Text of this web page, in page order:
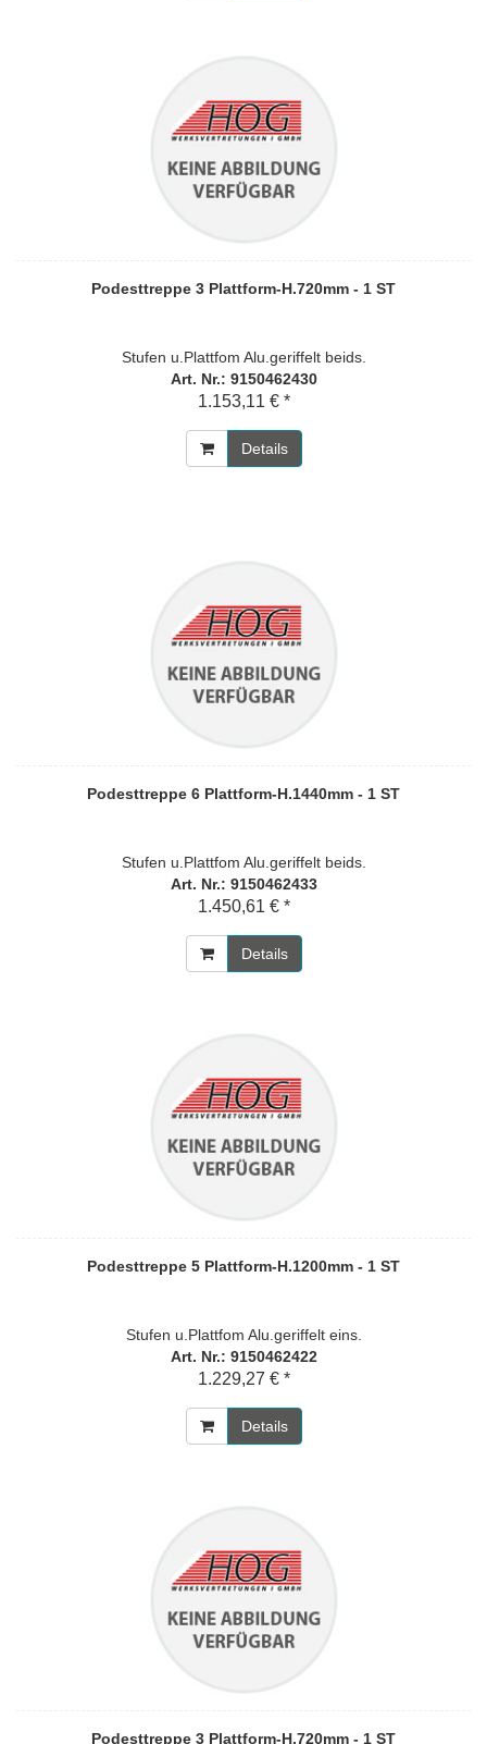
Podesttreppe 3 Plattform-H.720mm - 1 ST
Stufen u.Plattfom Alu.geriffelt beids.
Art. Nr.: 9150462430
1.153,11 € *
Details
Podesttreppe 6 Plattform-H.1440mm - 1 ST
Stufen u.Plattfom Alu.geriffelt beids.
Art. Nr.: 9150462433
1.450,61 € *
Details
Podesttreppe 5 Plattform-H.1200mm - 1 ST
Stufen u.Plattfom Alu.geriffelt eins.
Art. Nr.: 9150462422
1.229,27 € *
Details
Podesttreppe 3 Plattform-H.720mm - 1 ST